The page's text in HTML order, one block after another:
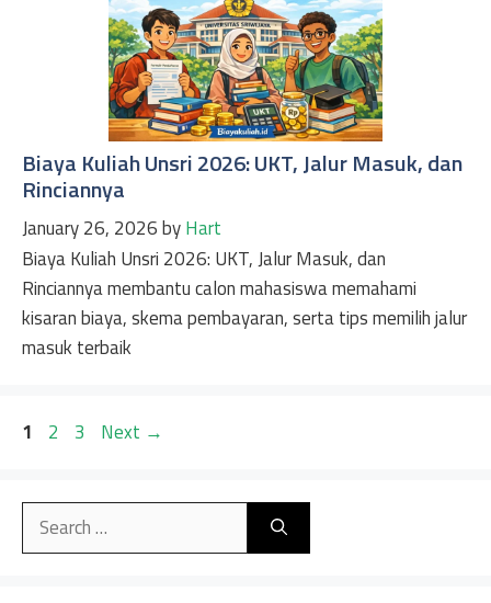
Biaya Kuliah Unsri 2026: UKT, Jalur Masuk, dan
Rinciannya
January 26, 2026byHart
Biaya Kuliah Unsri 2026: UKT, Jalur Masuk, dan
Rinciannya membantu calon mahasiswa memahami
kisaran biaya, skema pembayaran, serta tips memilih jalur
masuk terbaik
Page
1 Page
2 Page
3 Next →
Search